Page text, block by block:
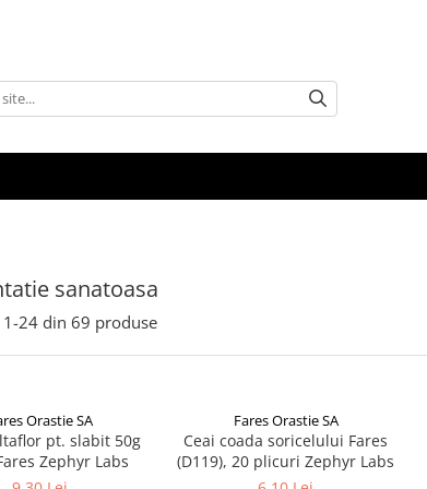
sanatoasa
1-24 din 69 produse
Orastie SA
pt. slabit 50g
Zephyr Labs
Fares Orastie SA
Ceai coada soricelului Fares
(D119), 20 plicuri Zephyr Labs